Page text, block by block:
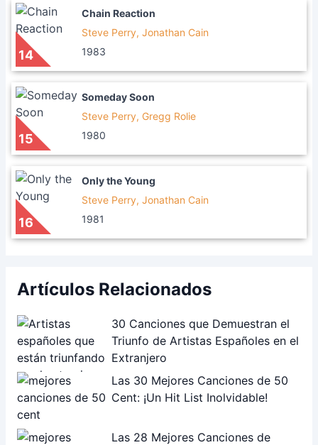
14
Chain Reaction
Steve Perry, Jonathan Cain
1983
15
Someday Soon
Steve Perry, Gregg Rolie
1980
16
Only the Young
Steve Perry, Jonathan Cain
1981
Artículos Relacionados
30 Canciones que Demuestran el
Triunfo de Artistas Españoles en el
Extranjero
Las 30 Mejores Canciones de 50
Cent: ¡Un Hit List Inolvidable!
Las 28 Mejores Canciones de